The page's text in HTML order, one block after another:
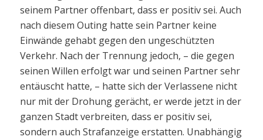
seinem Partner offenbart, dass er positiv sei. Auch
nach diesem Outing hatte sein Partner keine
Einwände gehabt gegen den ungeschützten
Verkehr. Nach der Trennung jedoch, – die gegen
seinen Willen erfolgt war und seinen Partner sehr
entäuscht hatte, – hatte sich der Verlassene nicht
nur mit der Drohung gerächt, er werde jetzt in der
ganzen Stadt verbreiten, dass er positiv sei,
sondern auch Strafanzeige erstatten. Unabhängig